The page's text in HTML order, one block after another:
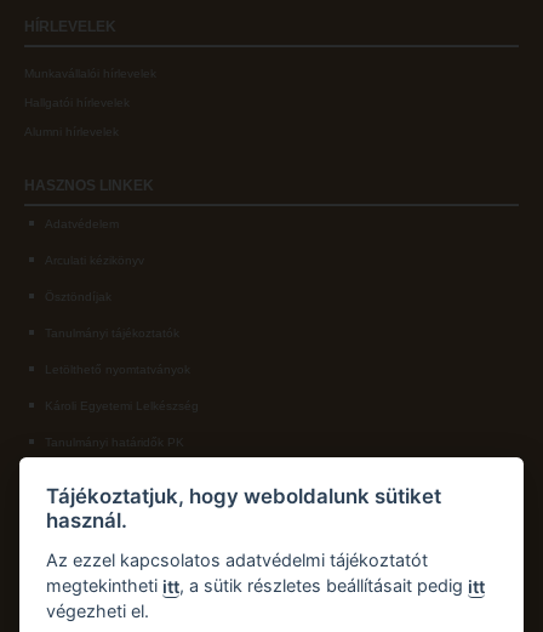
HÍRLEVELEK
Munkavállalói hírlevelek
Hallgatói hírlevelek
Alumni hírlevelek
HASZNOS LINKEK
Adatvédelem
Arculati kézikönyv
Ösztöndíjak
Tanulmányi tájékoztatók
Letölthető nyomtatványok
Károli Egyetemi Lelkészség
Tanulmányi határidők PK
KAPCSOLAT
Károli Gáspár Református Egyetem, Pedagógiai Kar
pk.dth@kre.hu
Telefon:+36 30 174 1934
Tájékoztatjuk, hogy weboldalunk sütiket
használ.
Az ezzel kapcsolatos adatvédelmi tájékoztatót
megtekintheti itt, a sütik részletes beállításait pedig itt
végezheti el.